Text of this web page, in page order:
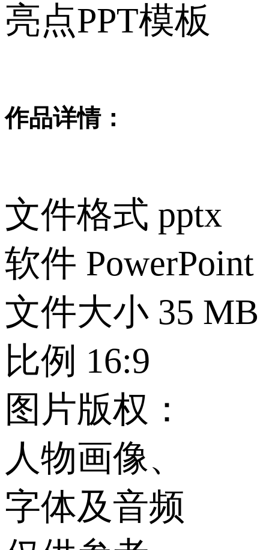
亮点PPT模板
作品详情：
文件格式 pptx
软件 PowerPoint
文件大小 35 MB
比例 16:9
图片版权：
人物画像、
字体及音频